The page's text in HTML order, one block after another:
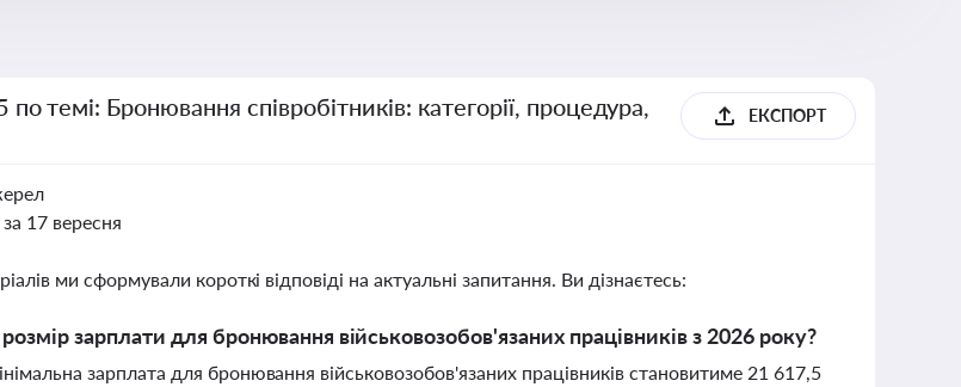
темі: Бронювання співробітників: категорії, процедура,
ЕКСПОРТ
за 17 вересня
ми сформували короткі відповіді на актуальні запитання. Ви дізнаєтесь:
зарплати для бронювання військовозобов'язаних працівників з 2026 року?
зарплата для бронювання військовозобов'язаних працівників становитиме 21 617,5